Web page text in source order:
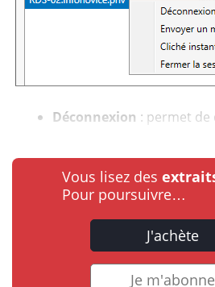
Déconnexion : permet de
Vous lisez des
Pour poursuivre…
J'achète
Je m'abonne